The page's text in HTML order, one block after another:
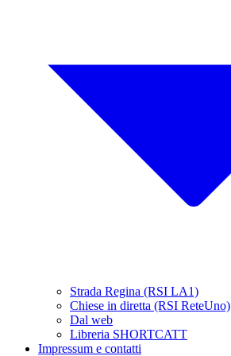
Strada Regina (RSI LA1)
Chiese in diretta (RSI ReteUno)
Dal web
Libreria SHORTCATT
Impressum e contatti